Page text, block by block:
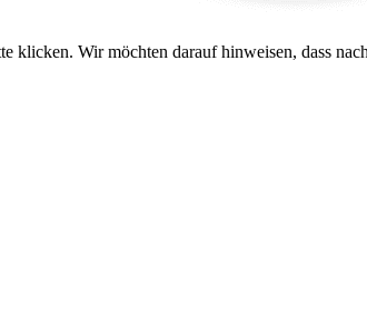
klicken. Wir möchten darauf hinweisen, dass